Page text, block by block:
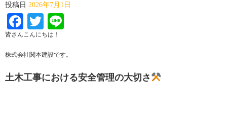
投稿日 2026年7月1日
Facebook
Twitter
皆さんこんにちは！
株式会社関本建設です。
土木工事における安全管理の大切さ